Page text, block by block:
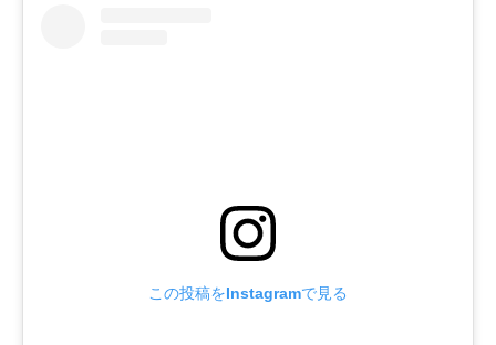
この投稿をInstagramで見る